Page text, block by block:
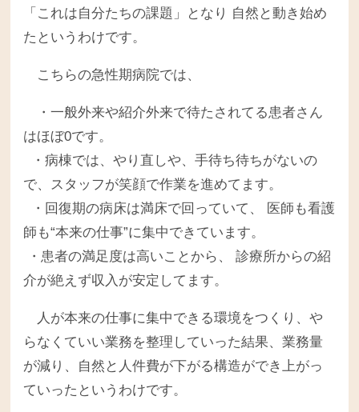
「これは自分たちの課題」となり 自然と動き始め
たというわけです。
こちらの急性期病院では、
・一般外来や紹介外来で待たされてる患者さん
はほぼ0です。
・病棟では、やり直しや、手待ち待ちがないの
で、スタッフが笑顔で作業を進めてます。
・回復期の病床は満床で回っていて、 医師も看護
師も“本来の仕事”に集中できています。
・患者の満足度は高いことから、 診療所からの紹
介が絶えず収入が安定してます。
人が本来の仕事に集中できる環境をつくり、や
らなくていい業務を整理していった結果、業務量
が減り、自然と人件費が下がる構造ができ上がっ
ていったというわけです。